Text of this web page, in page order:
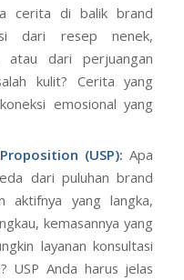
cerita di balik brand
dari resep nenek,
atau dari perjuangan
kulit? Cerita yang
emosional yang
(USP): Apa
dari puluhan brand
aktifnya yang langka,
kemasannya yang
layanan konsultasi
USP Anda harus jelas